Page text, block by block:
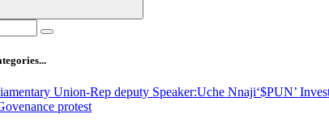
Union-Rep deputy Speaker:Uche Nnaji‘$PUN’
protest